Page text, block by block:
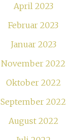
April 2023
Februar 2023
Januar 2023
November 2022
Oktober 2022
September 2022
August 2022